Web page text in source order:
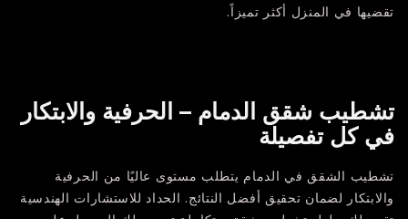
تقضيها في المنزل أكثر تميزاً.
تشطيب شقق الدمام – الحرفية والابتكار
في كل تفصيلة
تشطيب الشقق في الدمام يتطلب مستوى عاليًا من الحرفية
والابتكار لضمان تحقيق أفضل النتائج. الحداد للاستشارات الهندسية